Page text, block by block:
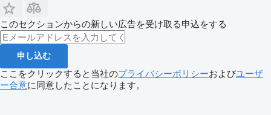
このセクションからの新しい広告を受け取る申込をする
申し込む
ここをクリックすると当社のプライバシーポリシーおよびユーザ
ー合意に同意したことになります。